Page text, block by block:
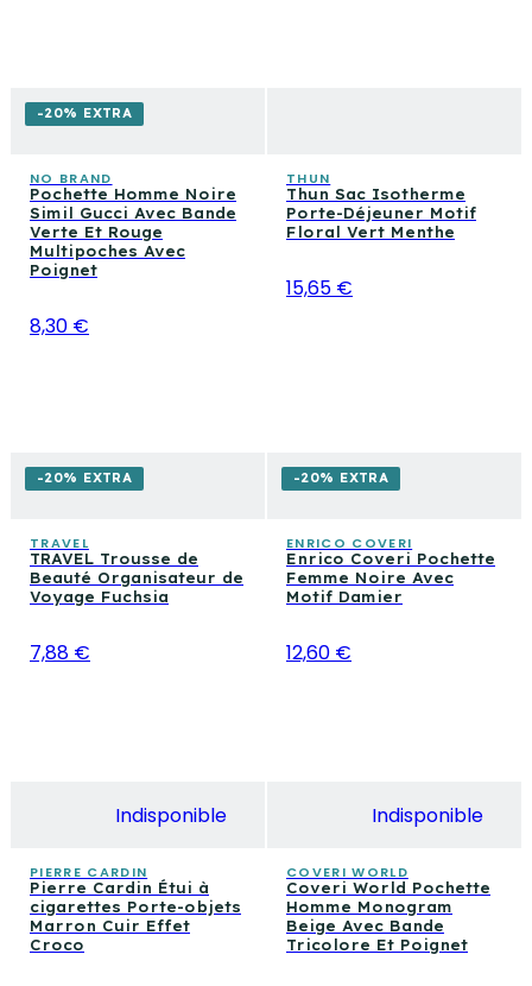
-20% EXTRA
NO BRAND
Pochette Homme Noire
Simil Gucci Avec Bande
Verte Et Rouge
Multipoches Avec
Poignet
8,30 €
THUN
Thun Sac Isotherme
Porte-Déjeuner Motif
Floral Vert Menthe
15,65 €
-20% EXTRA
TRAVEL
TRAVEL Trousse de
Beauté Organisateur de
Voyage Fuchsia
7,88 €
-20% EXTRA
ENRICO COVERI
Enrico Coveri Pochette
Femme Noire Avec
Motif Damier
12,60 €
Indisponible
PIERRE CARDIN
Pierre Cardin Étui à
cigarettes Porte-objets
Marron Cuir Effet
Croco
Indisponible
COVERI WORLD
Coveri World Pochette
Homme Monogram
Beige Avec Bande
Tricolore Et Poignet